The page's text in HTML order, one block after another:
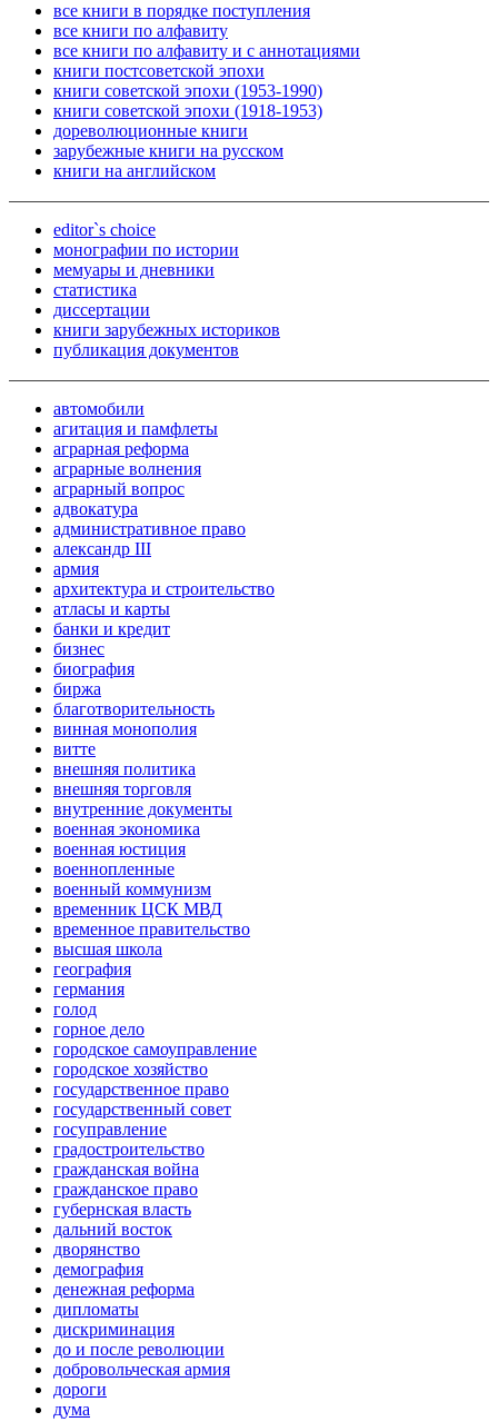
все книги в порядке поступления
все книги по алфавиту
все книги по алфавиту и с аннотациями
книги постсоветской эпохи
книги советской эпохи (1953-1990)
книги советской эпохи (1918-1953)
дореволюционные книги
зарубежные книги на русском
книги на английском
editor`s choice
монографии по истории
мемуары и дневники
статистика
диссертации
книги зарубежных историков
публикация документов
автомобили
агитация и памфлеты
аграрная реформа
аграрные волнения
аграрный вопрос
адвокатура
административное право
александр III
армия
архитектура и строительство
атласы и карты
банки и кредит
бизнес
биография
биржа
благотворительность
винная монополия
витте
внешняя политика
внешняя торговля
внутренние документы
военная экономика
военная юстиция
военнопленные
военный коммунизм
временник ЦСК МВД
временное правительство
высшая школа
география
германия
голод
горное дело
городское самоуправление
городское хозяйство
государственное право
государственный совет
госуправление
градостроительство
гражданская война
гражданское право
губернская власть
дальний восток
дворянство
демография
денежная реформа
дипломаты
дискриминация
до и после революции
добровольческая армия
дороги
дума